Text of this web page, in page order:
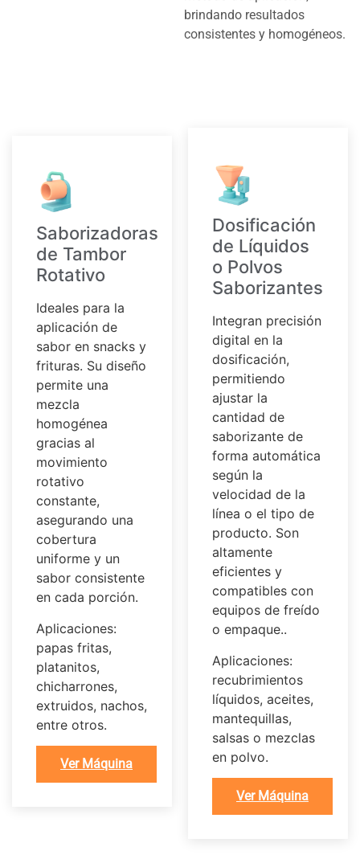
brindando resultados
consistentes y homogéneos.
Saborizadoras
de Tambor
Rotativo
Ideales para la
aplicación de
sabor en snacks y
frituras. Su diseño
permite una
mezcla
homogénea
gracias al
movimiento
rotativo
constante,
asegurando una
cobertura
uniforme y un
sabor consistente
en cada porción.
Aplicaciones:
papas fritas,
platanitos,
chicharrones,
extruidos, nachos,
entre otros.
Ver Máquina
Dosificación
de Líquidos
o Polvos
Saborizantes
Integran precisión
digital en la
dosificación,
permitiendo
ajustar la
cantidad de
saborizante de
forma automática
según la
velocidad de la
línea o el tipo de
producto. Son
altamente
eficientes y
compatibles con
equipos de freído
o empaque..
Aplicaciones:
recubrimientos
líquidos, aceites,
mantequillas,
salsas o mezclas
en polvo.
Ver Máquina